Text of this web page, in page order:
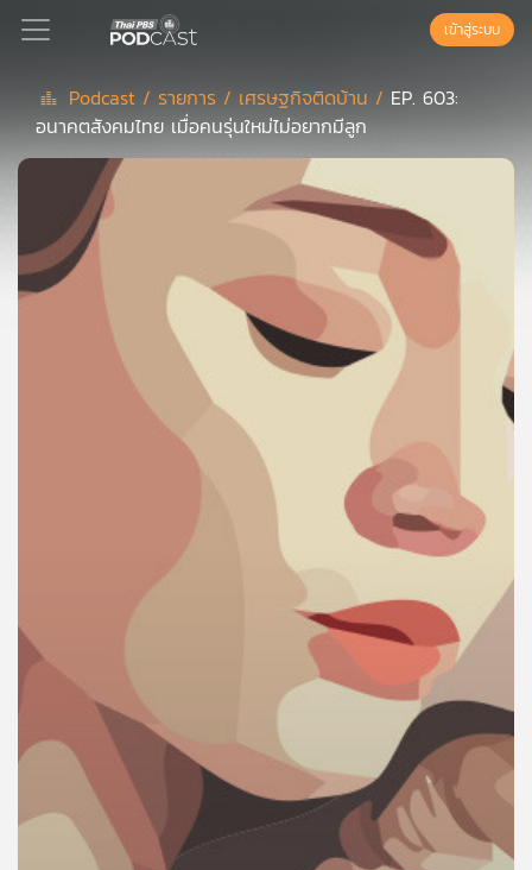
Podcast
ลิ
สต์
เพลง
ข่าว
เข้าสู่ระบบ
Podcast / รายการ / เศรษฐกิจติดบ้าน / EP. 603:
อนาคตสังคมไทย เมื่อคนรุ่นใหม่ไม่อยากมีลูก